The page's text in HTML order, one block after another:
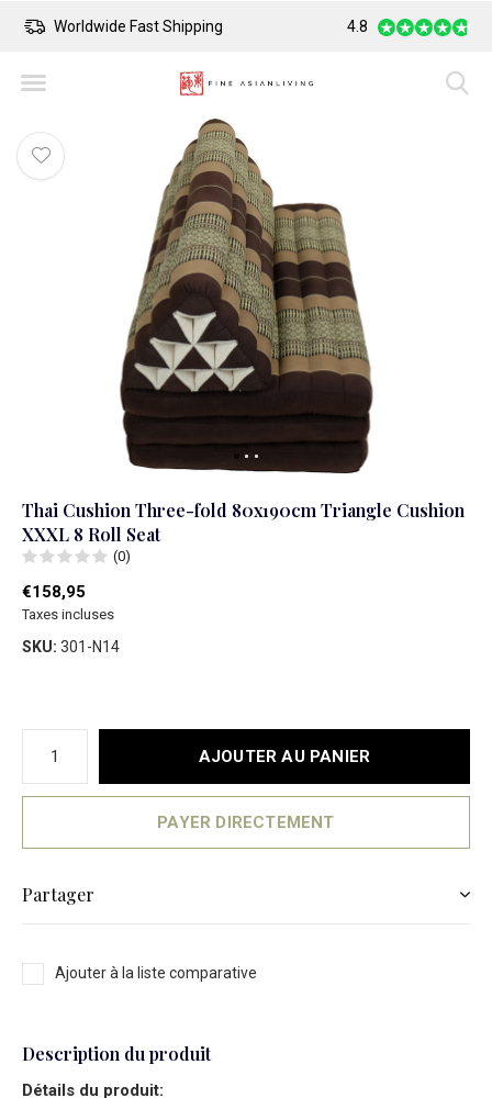
Worldwide Fast Shipping Safe Payment
4.8
Thai Cushion Three-fold 80x190cm Triangle Cushion
XXXL 8 Roll Seat
(0)
€158,95
Taxes incluses
SKU: 301-N14
AJOUTER AU PANIER
PAYER DIRECTEMENT
Partager
Ajouter à la liste comparative
Description du produit
Détails du produit: